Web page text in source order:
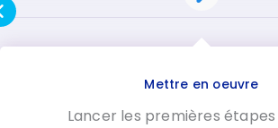
Surveiller
Surveiller le progrès par